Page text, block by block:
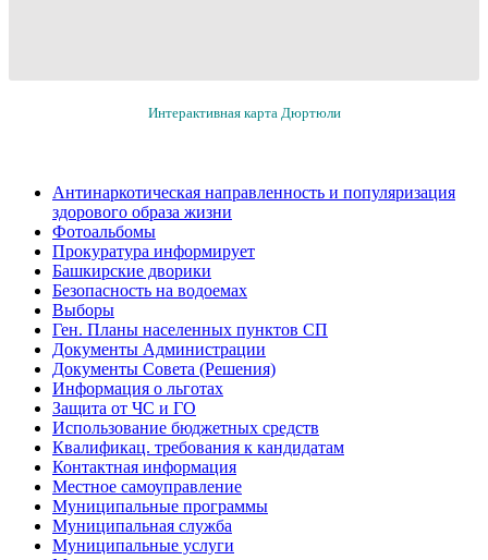
Интерактивная карта Дюртюли
Антинаркотическая направленность и популяризация
здорового образа жизни
Фотоальбомы
Прокуратура информирует
Башкирские дворики
Безопасность на водоемах
Выборы
Ген. Планы населенных пунктов СП
Документы Администрации
Документы Совета (Решения)
Информация о льготах
Защита от ЧС и ГО
Использование бюджетных средств
Квалификац. требования к кандидатам
Контактная информация
Местное самоуправление
Муниципальные программы
Муниципальная служба
Муниципальные услуги